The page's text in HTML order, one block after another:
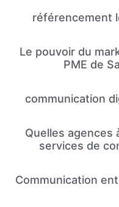
référencement
Le pouvoir du
PME de
communication
Quelles agences
services de
Communication